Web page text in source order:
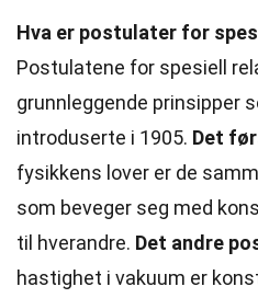
Hva er postulater for
Postulatene for spesiell
grunnleggende prinsipper
introduserte i 1905. Det
fysikkens lover er de
som beveger seg med
til hverandre. Det andre
hastighet i vakuum er